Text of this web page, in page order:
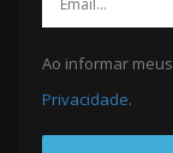
Ao informar
Privacidade.